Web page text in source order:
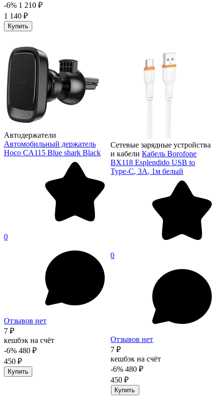
-6% 1 210 ₽
1 140 ₽
Купить
Автодержатели
Автомобильный держатель
Hoco CA115 Blue shark Black
0
Отзывов нет
7 ₽
кешбэк на счёт
-6% 480 ₽
450 ₽
Купить
Сетевые зарядные устройства
и кабели Кабель Borofone
BX118 Esplendido USB to
Type-C, 3A, 1м белый
0
Отзывов нет
7 ₽
кешбэк на счёт
-6% 480 ₽
450 ₽
Купить